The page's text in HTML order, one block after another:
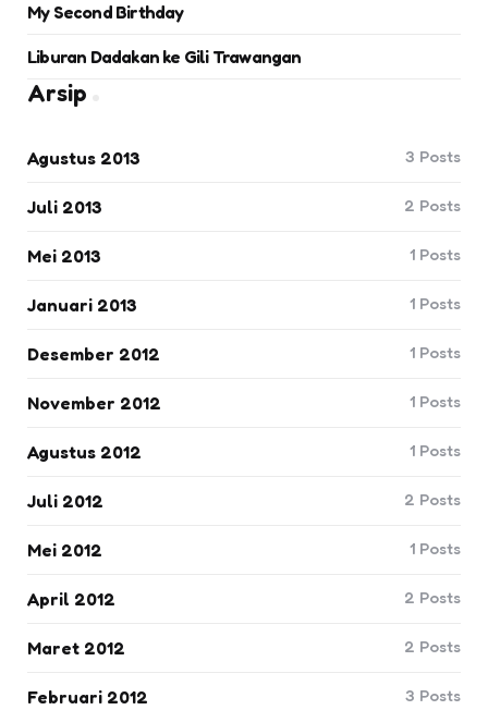
My Second Birthday
Liburan Dadakan ke Gili Trawangan
Arsip
Agustus 2013 3 Posts
Juli 2013 2 Posts
Mei 2013 1 Posts
Januari 2013 1 Posts
Desember 2012 1 Posts
November 2012 1 Posts
Agustus 2012 1 Posts
Juli 2012 2 Posts
Mei 2012 1 Posts
April 2012 2 Posts
Maret 2012 2 Posts
Februari 2012 3 Posts